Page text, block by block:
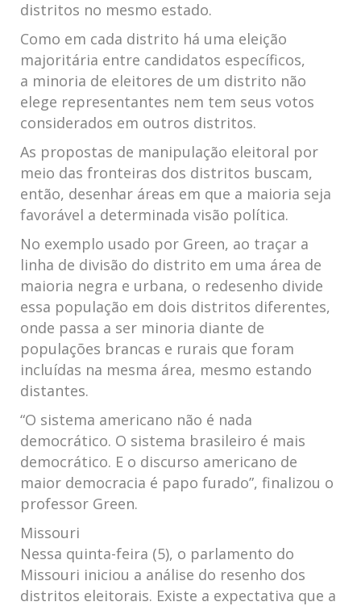
distritos no mesmo estado.
Como em cada distrito há uma eleição
majoritária entre candidatos específicos,
a minoria de eleitores de um distrito não
elege representantes nem tem seus votos
considerados em outros distritos.
As propostas de manipulação eleitoral por
meio das fronteiras dos distritos buscam,
então, desenhar áreas em que a maioria seja
favorável a determinada visão política.
No exemplo usado por Green, ao traçar a
linha de divisão do distrito em uma área de
maioria negra e urbana, o redesenho divide
essa população em dois distritos diferentes,
onde passa a ser minoria diante de
populações brancas e rurais que foram
incluídas na mesma área, mesmo estando
distantes.
“O sistema americano não é nada
democrático. O sistema brasileiro é mais
democrático. E o discurso americano de
maior democracia é papo furado”, finalizou o
professor Green.
Missouri
Nessa quinta-feira (5), o parlamento do
Missouri iniciou a análise do resenho dos
distritos eleitorais. Existe a expectativa que a